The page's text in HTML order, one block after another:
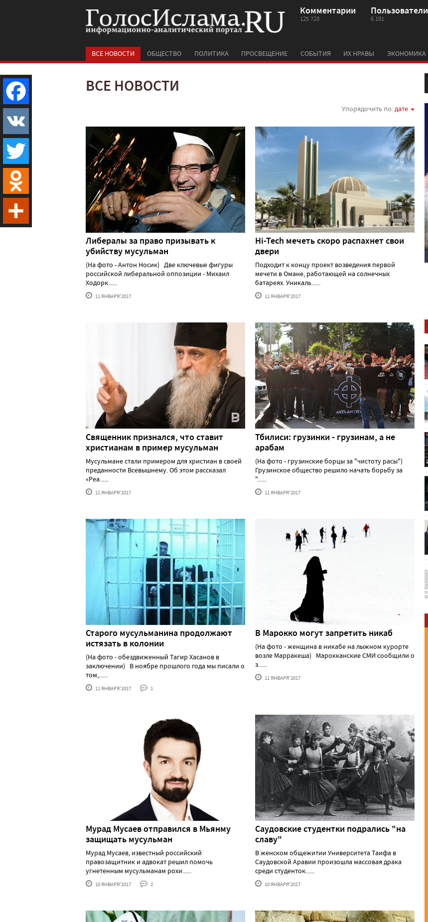
Комментарии
125 728
Пользователи
6 191
ВСЕ НОВОСТИ ОБЩЕСТВО ПОЛИТИКА ПРОСВЕЩЕНИЕ СОБЫТИЯ ИХ НРАВЫ ЭКОНОМИКА
ВСЕ НОВОСТИ
Упорядочить по:дате
Либералы за право призывать к
убийству мусульман
(На фото - Антон Носик) Две ключевые фигуры
российской либеральной оппозиции - Михаил
Ходорк......
11 ЯНВАРЯ'2017
Hi-Tech мечеть скоро распахнет свои
двери
Подходит к концу проект возведения первой
мечети в Омане, работающей на солнечных
батареях. Уникаль......
11 ЯНВАРЯ'2017
Священник признался, что ставит
христианам в пример мусульман
Мусульмане стали примером для христиан в своей
преданности Всевышнему. Об этом рассказал
«Реа......
11 ЯНВАРЯ'2017
Тбилиси: грузинки - грузинам, а не
арабам
(На фото - грузинские борцы за "чистоту расы")
Грузинское общество решило начать борьбу за
"......
11 ЯНВАРЯ'2017
Старого мусульманина продолжают
истязать в колонии
(На фото - обездвиженный Тагир Хасанов в
заключении) В ноябре прошлого года мы писали о
том,......
11 ЯНВАРЯ'2017 1
В Марокко могут запретить никаб
(На фото - женщина в никабе на лыжном курорте
возле Марракеша) Марокканские СМИ сообщили о
з......
11 ЯНВАРЯ'2017
Мурад Мусаев отправился в Мьянму
защищать мусульман
Мурад Мусаев, известный российский
правозащитник и адвокат решил помочь
угнетенным мусульманам рохи......
10 ЯНВАРЯ'2017 2
Саудовские студентки подрались "на
славу"
В женском общежитии Университета Таифа в
Саудовской Аравии произошла массовая драка
среди студенток......
10 ЯНВАРЯ'2017
Facebook
VK
Twitter
Odnoklassniki